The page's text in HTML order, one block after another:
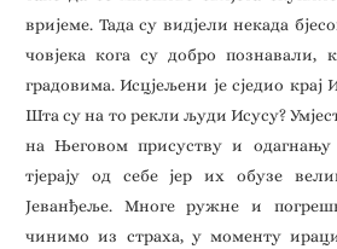
вријеме. Тада су видјели некада
човјека кога су добро
градовима. Исцјељени је сједио крај
Шта су на то рекли људи Исусу?
на Његовом присуству и
тјерају од себе јер их обузе
Јеванђеље. Многе ружне и
чинимо из страха, у моменту